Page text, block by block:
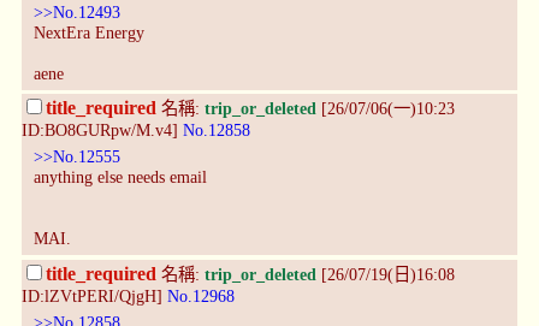
>>No.12493
NextEra Energy
aene
title_required 名稱: trip_or_deleted [26/07/06(一)10:23
ID:BO8GURpw/M.v4] No.12858
>>No.12555
anything else needs email
MAI.
title_required 名稱: trip_or_deleted [26/07/19(日)16:08
ID:lZVtPERI/QjgH] No.12968
>>No.12858